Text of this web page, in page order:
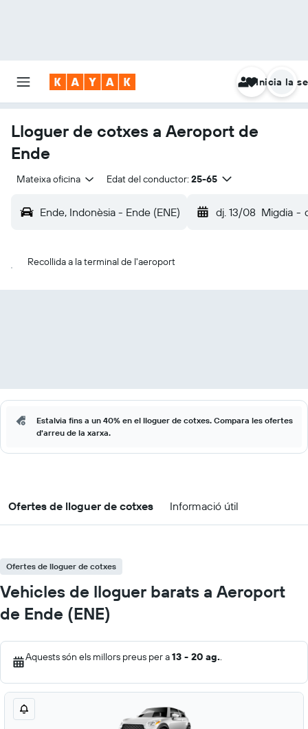
Inicia la
Lloguer de cotxes a Aeroport de
Ende
Mateixa oficina Edat del conductor: 25-65
Ende, Indonèsia - Ende (ENE) dj. 13/08 Migdia -
Recollida a la terminal de l'aeroport
Estalvia fins a un 40% en el lloguer de cotxes. Compara les ofertes
d'arreu de la xarxa.
Ofertes de lloguer de cotxes Informació útil
Ofertes de lloguer de cotxes
Vehicles de lloguer barats a Aeroport
de Ende (ENE)
Aquests són els millors preus per a13 - 20 ag..